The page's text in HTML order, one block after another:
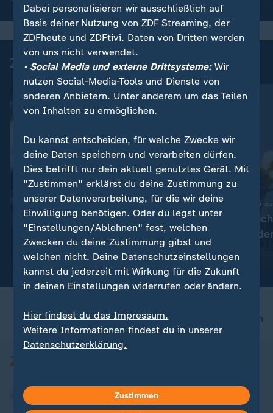
Zuletzt auf ZDFheute veröffentlicht
Russland greift die Ukraine an
Aktuelles zum Krieg in der
Ukraine
FAQ
Trump weist Berichte
Hoher
Krieg: Gehen
Raketen aus?
mit Video
nach oben
Dabei personalisieren wir ausschließlich auf
Basis deiner Nutzung von ZDF Streaming, der
ZDFheute und ZDFtivi. Daten von Dritten werden
von uns nicht verwendet.
• Social Media und externe Drittsysteme:Wir
nutzen Social-Media-Tools und Dienste von
anderen Anbietern. Unter anderem um das Teilen
von Inhalten zu ermöglichen.
Du kannst entscheiden, für welche Zwecke wir
deine Daten speichern und verarbeiten dürfen.
Dies betrifft nur dein aktuell genutztes Gerät. Mit
"Zustimmen" erklärst du deine Zustimmung zu
unserer Datenverarbeitung, für die wir deine
Einwilligung benötigen. Oder du legst unter
"Einstellungen/Ablehnen" fest, welchen
Zwecken du deine Zustimmung gibst und
welchen nicht. Deine Datenschutzeinstellungen
kannst du jederzeit mit Wirkung für die Zukunft
in deinen Einstellungen widerrufen oder ändern.
Hier findest du das Impressum.
Weitere Informationen findest du in unserer
Datenschutzerklärung.
Zustimmen